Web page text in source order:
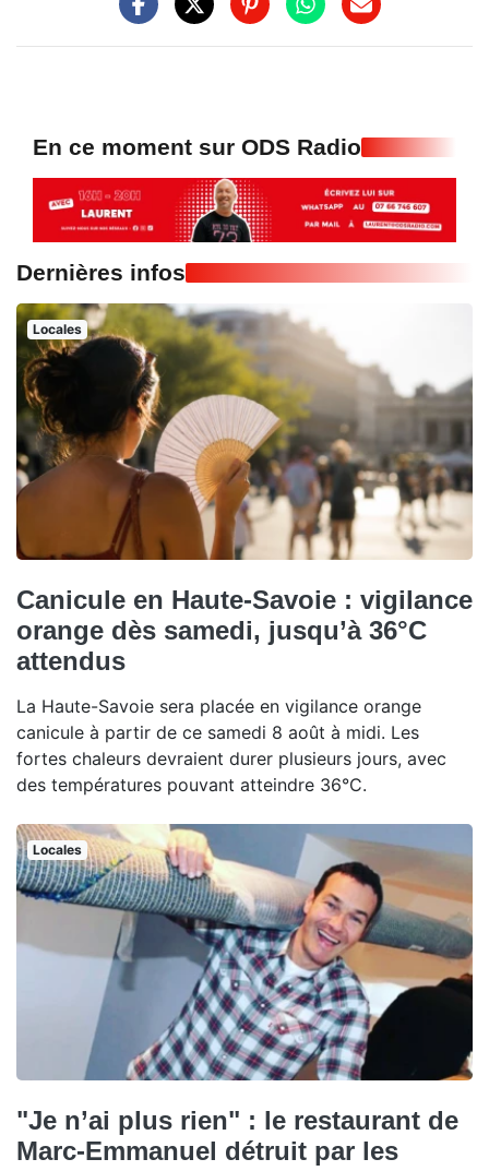
En ce moment sur ODS Radio
Dernières infos
Locales
Canicule en Haute-Savoie : vigilance
orange dès samedi, jusqu’à 36°C
attendus
La Haute-Savoie sera placée en vigilance orange
canicule à partir de ce samedi 8 août à midi. Les
fortes chaleurs devraient durer plusieurs jours, avec
des températures pouvant atteindre 36°C.
Locales
"Je n’ai plus rien" : le restaurant de
Marc-Emmanuel détruit par les